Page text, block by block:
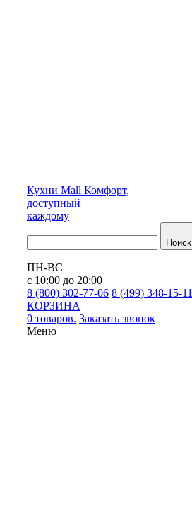
Кухни Mall Комфорт,
доступный
каждому
Поиск
ПН-ВС
с 10:00 до 20:00
8 (800) 302-77-06 8 (499) 348-15-11
КОРЗИНА
0 товаров. Заказать звонок
Меню